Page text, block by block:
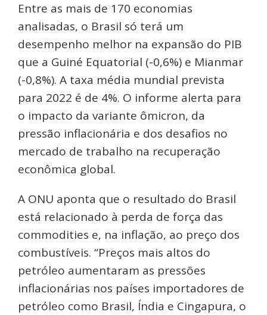
Entre as mais de 170 economias
analisadas, o Brasil só terá um
desempenho melhor na expansão do PIB
que a Guiné Equatorial (-0,6%) e Mianmar
(-0,8%). A taxa média mundial prevista
para 2022 é de 4%. O informe alerta para
o impacto da variante ômicron, da
pressão inflacionária e dos desafios no
mercado de trabalho na recuperação
econômica global.
A ONU aponta que o resultado do Brasil
está relacionado à perda de força das
commodities e, na inflação, ao preço dos
combustíveis. “Preços mais altos do
petróleo aumentaram as pressões
inflacionárias nos países importadores de
petróleo como Brasil, Índia e Cingapura, o